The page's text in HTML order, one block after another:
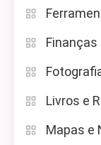
Finanças
Livros e
Mapas e